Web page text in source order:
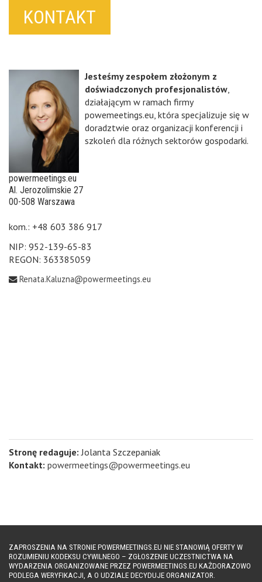
KONTAKT
Jesteśmy zespołem złożonym z
doświadczonych profesjonalistów
działającym w ramach firmy
powemeetings.eu, która specjalizuje się w
doradztwie oraz organizacji konferencji i
szkoleń dla różnych sektorów gospodarki.
powermeetings.eu
Al. Jerozolimskie 27
00-508 Warszawa
kom.: +48 603 386 917
NIP: 952-139-65-83
REGON: 363385059
Renata.Kaluzna@powermeetings.eu
Stronę redaguje: Jolanta Szczepaniak
Kontakt: powermeetings@powermeetings.eu
ZAPROSZENIA NA STRONIE POWERMEETINGS.EU NIE STANOWIĄ OFERTY W
ROZUMIENIU KODEKSU CYWILNEGO – ZGŁOSZENIE UCZESTNICTWA NA
WYDARZENIA ORGANIZOWANE PRZEZ POWERMEETINGS.EU KAŻDORAZOWO
PODLEGA WERYFIKACJI, A O UDZIALE DECYDUJE ORGANIZATOR.